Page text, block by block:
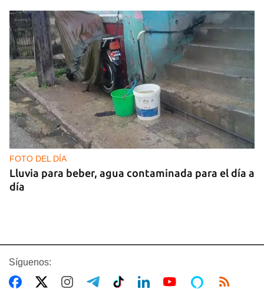
FOTO DEL DÍA
Lluvia para beber, agua contaminada para el día a
día
Síguenos: